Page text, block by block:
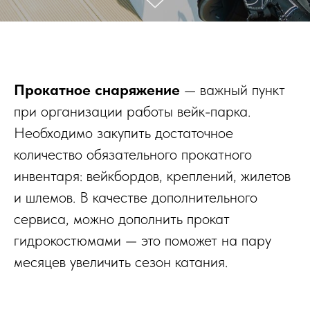
Прокатное снаряжение — важный пункт
при организации работы вейк-парка.
Необходимо закупить достаточное
количество обязательного прокатного
инвентаря: вейкбордов, креплений, жилетов
и шлемов. В качестве дополнительного
сервиса, можно дополнить прокат
гидрокостюмами — это поможет на пару
месяцев увеличить сезон катания.